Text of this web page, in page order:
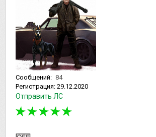
Сообщений: 84
Регистрация: 29.12.2020
Отправить ЛС